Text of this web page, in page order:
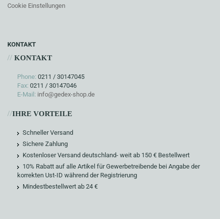
Cookie Einstellungen
KONTAKT
// KONTAKT
Phone: 0211 / 30147045
Fax: 0211 / 30147046
E-Mail: info@gedex-shop.de
//IHRE VORTEILE
Schneller Versand
Sichere Zahlung
Kostenloser Versand deutschland- weit ab 150 € Bestellwert
10% Rabatt auf alle Artikel für Gewerbetreibende bei Angabe der
korrekten Ust-ID während der Registrierung
Mindestbestellwert ab 24 €